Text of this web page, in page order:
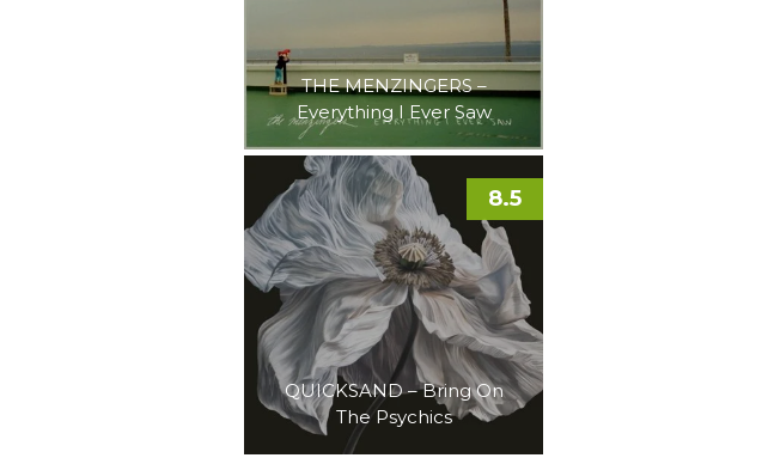
THE MENZINGERS –
Everything I Ever Saw
QUICKSAND – Bring On
The Psychics
8.5